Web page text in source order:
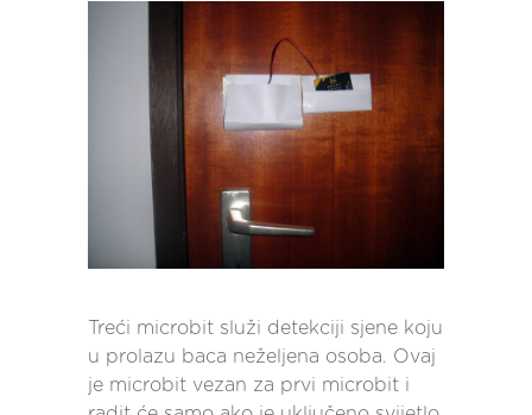
Treći microbit služi detekciji sjene koju
u prolazu baca neželjena osoba. Ovaj
je microbit vezan za prvi microbit i